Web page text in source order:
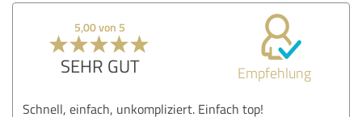
5,00 von 5
SEHR GUT Empfehlung
Schnell, einfach, unkompliziert. Einfach top!